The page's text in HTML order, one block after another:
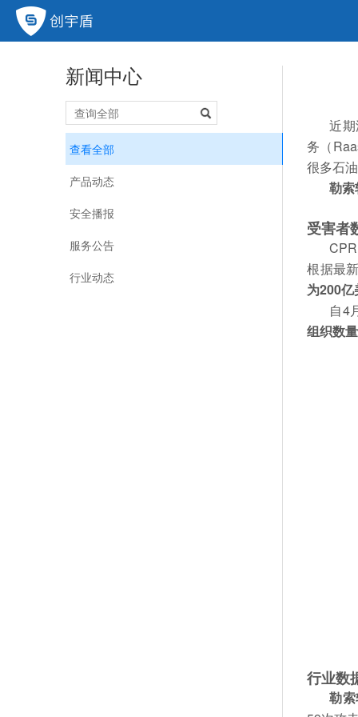
新闻中心
查看全部
产品动态
安全播报
服务公告
行业动态
近
务（
很多石
勒
受害者
根据最
为200
自4
组织数
行业数
勒